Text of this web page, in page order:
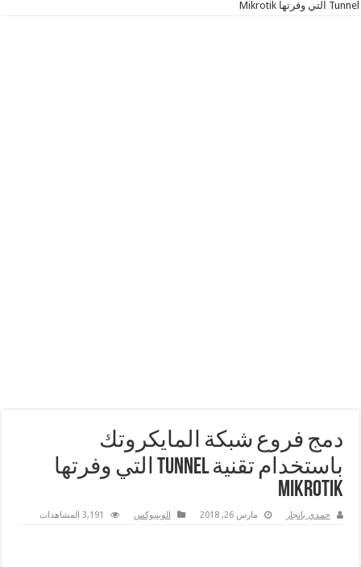
Tunnel التي وفرتها Mikrotik
دمج فروع شبكة المايكروتك
باستخدام تقنية Tunnel التي وفرتها
Mikrotik
حمدي بانجار مارس 26, 2018 الوينبوكس 3,191 المشاهدات